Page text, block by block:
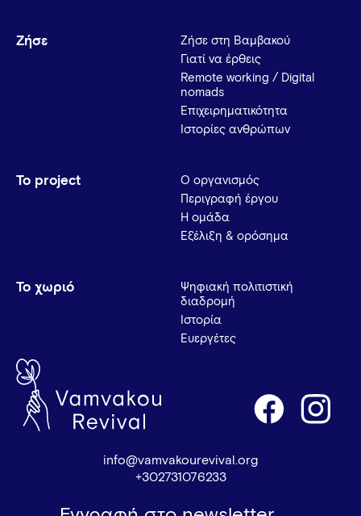
Ζήσε
Ζήσε στη Βαμβακού
Γιατί να έρθεις
Remote working / Digital
nomads
Επιχειρηματικότητα
Ιστορίες ανθρώπων
Το project
Ο οργανισμός
Περιγραφή έργου
Η ομάδα
Εξέλιξη & ορόσημα
Το χωριό
Ψηφιακή πολιτιστική
διαδρομή
Ιστορία
Ευεργέτες
info@vamvakourevival.org
+302731076233